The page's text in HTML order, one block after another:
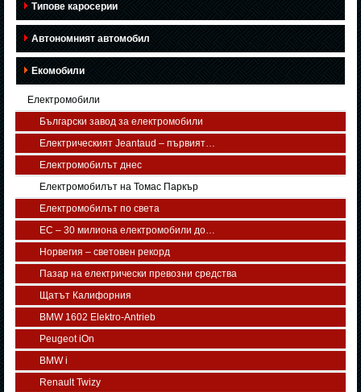
Типове каросерии
Автономният автомобил
Екомобили
Електромобили
Български завод за електромобили
Електрическият Jeantaud – първият…
Електромобилът днес
Електромобилът на Томас Паркър
Електромобилът по света
ЕС – 30 милиона електромобили до…
Норвегия – световен рекорд
Пазар на електрически превозни средства
Щатът Калифорния
BMW 1602 Elektro-Antrieb
Peugeot iOn
BMW i
Renault Twizy